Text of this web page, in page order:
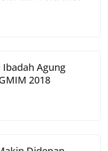
Agung
2018